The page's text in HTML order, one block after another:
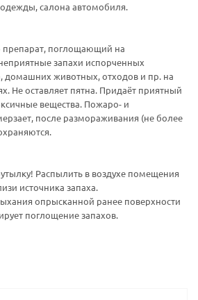
салона автомобиля.
поглощающий на
запахи испорченных
домашних животных, отходов и пр. на
Не оставляет пятна. Придаёт приятный
вещества. Пожаро- и
после размораживания (не более
Распылить в воздухе помещения
источника запаха.
опрысканной ранее поверхности
поглощение запахов.